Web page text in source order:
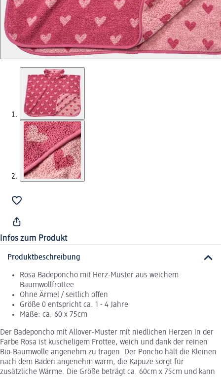
Infos zum Produkt
Produktbeschreibung
Rosa Badeponcho mit Herz-Muster aus weichem
Baumwollfrottee
Ohne Ärmel / seitlich offen
Größe 0 entspricht ca. 1 - 4 Jahre
Maße: ca. 60 x 75cm
Der Badeponcho mit Allover-Muster mit niedlichen Herzen in der
Farbe Rosa ist kuscheligem Frottee, weich und dank der reinen
Bio-Baumwolle angenehm zu tragen. Der Poncho hält die Kleinen
nach dem Baden angenehm warm, die Kapuze sorgt für
zusätzliche Wärme. Die Größe beträgt ca. 60cm x 75cm und kann